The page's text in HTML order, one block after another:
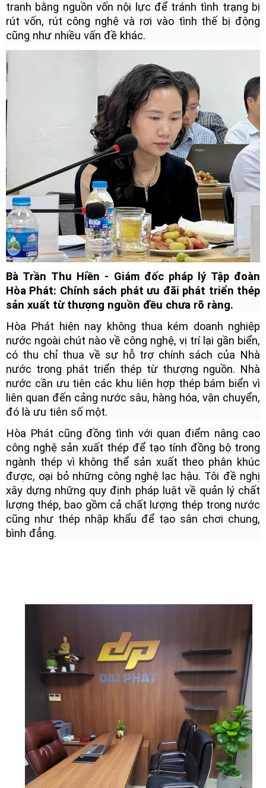
tranh bằng nguồn vốn nội lực để tránh tình trạng bị
rút vốn, rút công nghệ và rơi vào tình thế bị động
cũng như nhiều vấn đề khác.
Bà Trần Thu Hiền - Giám đốc pháp lý Tập đoàn
Hòa Phát: Chính sách phát ưu đãi phát triển thép
sản xuất từ thượng nguồn đều chưa rõ ràng.
Hòa Phát hiện nay không thua kém doanh nghiệp
nước ngoài chút nào về công nghệ, vị trí lại gần biển,
có thu chỉ thua về sự hỗ trợ chính sách của Nhà
nước trong phát triển thép từ thượng nguồn. Nhà
nước cần ưu tiên các khu liên hợp thép bám biển vì
liên quan đến cảng nước sâu, hàng hóa, vận chuyển,
đó là ưu tiên số một.
Hòa Phát cũng đồng tình với quan điểm nâng cao
công nghệ sản xuất thép để tạo tính đồng bộ trong
ngành thép vì không thể sản xuất theo phân khúc
được, oại bỏ những công nghệ lạc hậu. Tôi đề nghị
xây dựng những quy định pháp luật về quản lý chất
lượng thép, bao gồm cả chất lượng thép trong nước
cũng như thép nhập khẩu để tạo sân chơi chung,
bình đẳng.